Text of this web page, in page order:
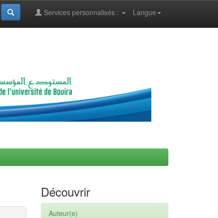
Langue
Services personnalisés :
Découvrir
Auteur(e)